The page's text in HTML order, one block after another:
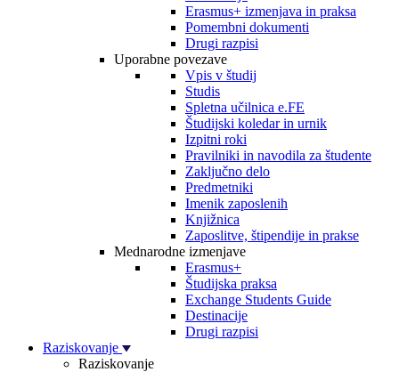
Erasmus+ izmenjava in praksa
Pomembni dokumenti
Drugi razpisi
Uporabne povezave
Vpis v študij
Studis
Spletna učilnica e.FE
Študijski koledar in urnik
Izpitni roki
Pravilniki in navodila za študente
Zaključno delo
Predmetniki
Imenik zaposlenih
Knjižnica
Zaposlitve, štipendije in prakse
Mednarodne izmenjave
Erasmus+
Študijska praksa
Exchange Students Guide
Destinacije
Drugi razpisi
Raziskovanje
Raziskovanje